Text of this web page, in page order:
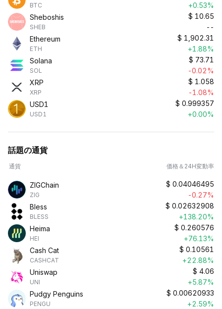
BTC
+0.53%
Sheboshis
SHEB
$ 10.65
--
Ethereum
ETH
$ 1,902.31
+1.88%
Solana
SOL
$ 73.71
-0.02%
XRP
XRP
$ 1.058
-1.08%
USD1
USD1
$ 0.999357
+0.00%
話題の通貨
通貨 価格＆24H変動率
ZIGChain
ZIG
$ 0.04046495
-0.27%
Bless
BLESS
$ 0.02632908
+138.20%
Heima
HEI
$ 0.260576
+76.13%
Cash Cat
CASHCAT
$ 0.10561
+22.88%
Uniswap
UNI
$ 4.06
+5.87%
Pudgy Penguins
PENGU
$ 0.00620933
+2.59%